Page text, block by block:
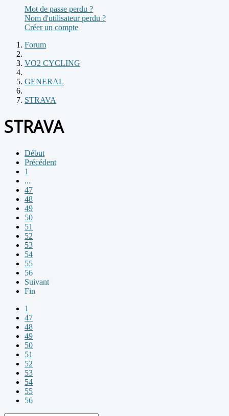
Mot de passe perdu ?
Nom d'utilisateur perdu ?
Créer un compte
Forum
VO2 CYCLING
GENERAL
STRAVA
STRAVA
Début
Précédent
1
...
47
48
49
50
51
52
53
54
55
56
Suivant
Fin
1
47
48
49
50
51
52
53
54
55
56